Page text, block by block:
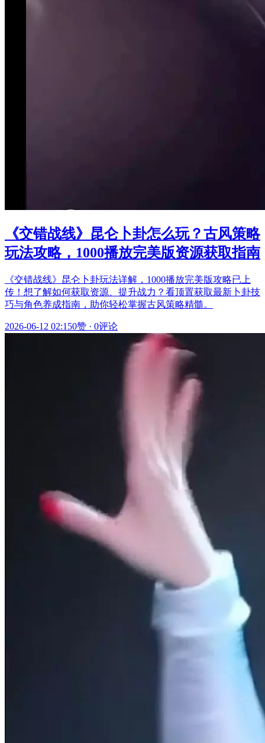
《交错战线》昆仑卜卦怎么玩？古风策略
玩法攻略，1000播放完美版资源获取指南
《交错战线》昆仑卜卦玩法详解，1000播放完美版攻略已上
传！想了解如何获取资源、提升战力？看顶置获取最新卜卦技
巧与角色养成指南，助你轻松掌握古风策略精髓。
2026-06-12 02:150赞 · 0评论